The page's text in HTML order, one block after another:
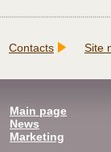
Contacts Site
Main page
News
Marketing